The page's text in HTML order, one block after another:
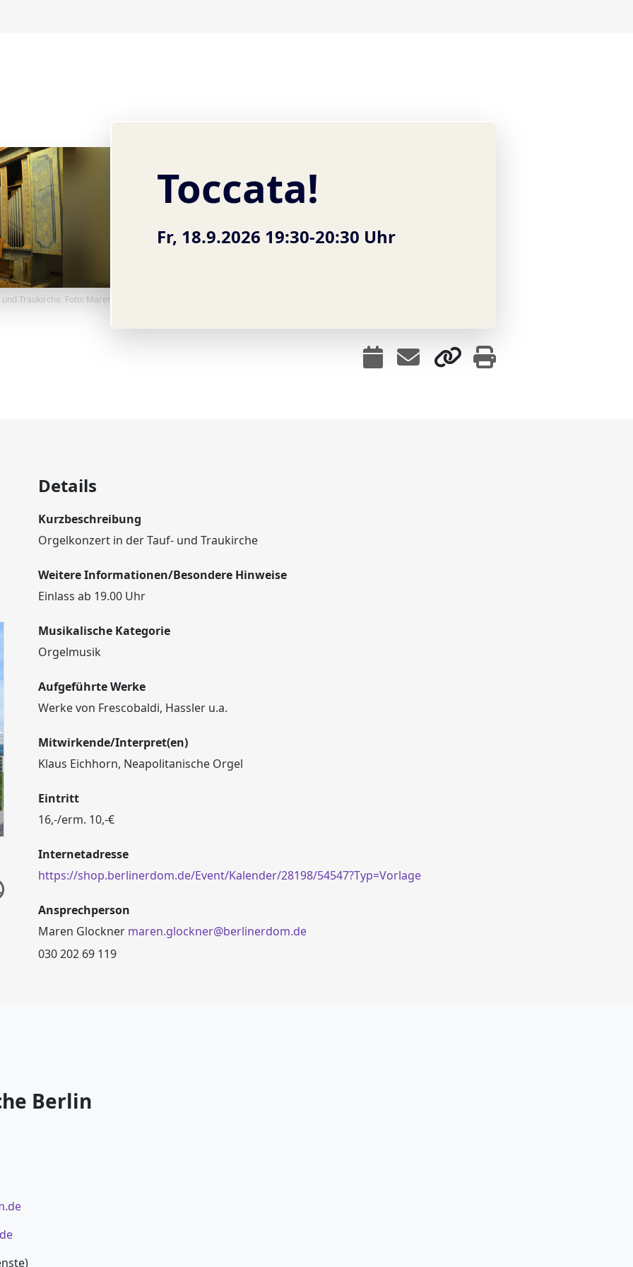
Traukirche. Foto: Maren Glockner
Toccata!
Fr, 18.9.2026 19:30-20:30 Uhr
Details
Kurzbeschreibung
Orgelkonzert in der Tauf- und Traukirche
Weitere Informationen/Besondere Hinweise
Einlass ab 19.00 Uhr
Musikalische Kategorie
Orgelmusik
Aufgeführte Werke
Werke von Frescobaldi, Hassler u.a.
Mitwirkende/Interpret(en)
Klaus Eichhorn, Neapolitanische Orgel
Eintritt
16,-/erm. 10,-€
Internetadresse
https://shop.berlinerdom.de/Event/Kalender/28198/54547?Typ=Vorlage
Ansprechperson
Maren Glockner maren.glockner@berlinerdom.de
030 202 69 119
Berlin